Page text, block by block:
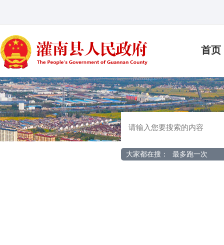
首页
大家都在搜： 最多跑一次